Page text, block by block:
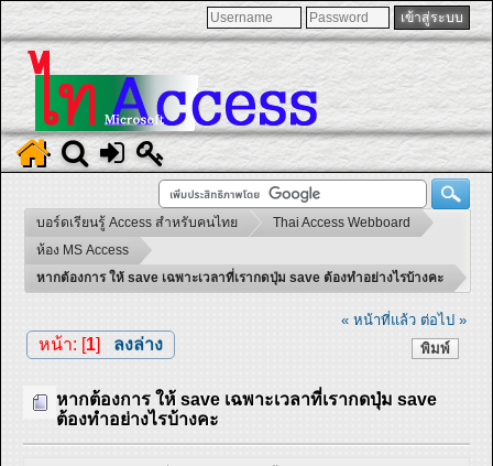
บอร์ดเรียนรู้ Access สำหรับคนไทย
Thai Access Webboard
ห้อง MS Access
หากต้องการ ให้ save เฉพาะเวลาที่เรากดปุ่ม save ต้องทำอย่างไรบ้างคะ
« หน้าที่แล้ว ต่อไป »
พิมพ์
หน้า: [1] ลงล่าง
หากต้องการ ให้ save เฉพาะเวลาที่เรากดปุ่ม save
ต้องทำอย่างไรบ้างคะ